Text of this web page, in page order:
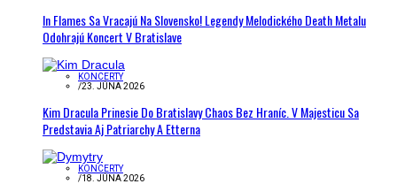
In Flames Sa Vracajú Na Slovensko! Legendy Melodického Death Metalu
Odohrajú Koncert V Bratislave
KONCERTY
/23. JÚNA 2026
Kim Dracula Prinesie Do Bratislavy Chaos Bez Hraníc. V Majesticu Sa
Predstavia Aj Patriarchy A Etterna
KONCERTY
/18. JÚNA 2026